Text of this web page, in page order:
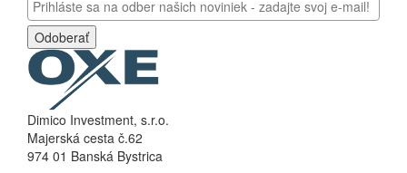
Odoberať
Dimico Investment, s.r.o.
Majerská cesta č.62
974 01 Banská Bystrica